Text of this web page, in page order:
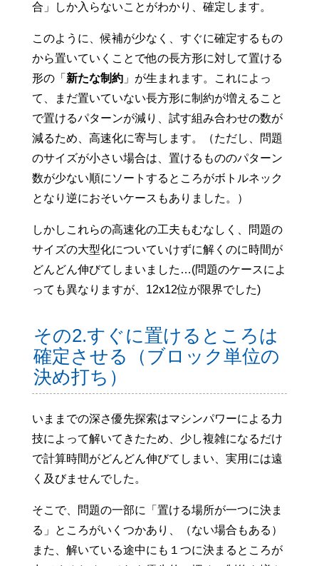
合」しか入らないことがわかり、確定します。
このように、候補が少なく、すぐに確定するもの
から置いていくことで他の長方形に対して置ける
形の「 新たな制約」が生まれます。これによっ
て、まだ置いていない長方形に制約が増えること
で置けるパターンが減り、試す組み合わせの数が
減るため、高速化に寄与します。（ただし、問題
のサイズが小さい場合は、置けるもののパターン
数が少ない順にソートするところがボトルネック
となり逆におそいケースもありました。）
しかしこれらの高速化の工夫もむなしく、問題の
サイズの大型化についていけずに解くのに時間が
どんどん伸びてしまいました…(問題のケースによ
っても異なりますが、12x12位が限界でした)
その2.すぐに置けるところは
確定させる（ブロック単位の
決め打ち）
いままでの深さ優先探索はマシンパワーによる力
技によって解いてきたため、少し複雑になるだけ
で計算時間がどんどん伸びてしまい、実用には遠
く及びませんでした。
そこで、問題の一部に「置ける場所が一つに決ま
る」ところがいくつかあり、（ない場合もある）
また、解いている途中にも１つに決まるところが